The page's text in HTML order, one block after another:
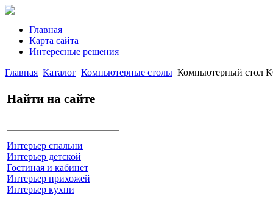
Главная
Карта сайта
Интересные решения
Главная Каталог Компьютерные столы Компьютерный стол
Найти на сайте
Интерьер спальни
Интерьер детской
Гостиная и кабинет
Интерьер прихожей
Интерьер кухни